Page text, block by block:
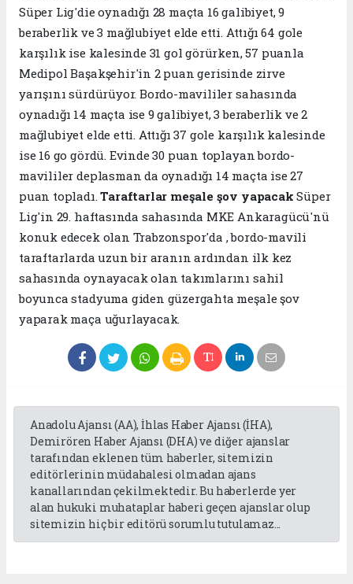
Süper Lig'die oynadığı 28 maçta 16 galibiyet, 9
beraberlik ve 3 mağlubiyet elde etti. Attığı 64 gole
karşılık ise kalesinde 31 gol görürken, 57 puanla
Medipol Başakşehir'in 2 puan gerisinde zirve
yarışını sürdürüyor. Bordo-mavililer sahasında
oynadığı 14 maçta ise 9 galibiyet, 3 beraberlik ve 2
mağlubiyet elde etti. Attığı 37 gole karşılık kalesinde
ise 16 go gördü. Evinde 30 puan toplayan bordo-
mavililer deplasman da oynadığı 14 maçta ise 27
puan topladı.Taraftarlar meşale şov yapacak Süper
Lig'in 29. haftasında sahasında MKE Ankaragücü'nü
konuk edecek olan Trabzonspor'da , bordo-mavili
taraftarlarda uzun bir aranın ardından ilk kez
sahasında oynayacak olan takımlarını sahil
boyunca stadyuma giden güzergahta meşale şov
yaparak maça uğurlayacak.
Anadolu Ajansı (AA), İhlas Haber Ajansı (İHA),
Demirören Haber Ajansı (DHA) ve diğer ajanslar
tarafından eklenen tüm haberler, sitemizin
editörlerinin müdahalesi olmadan ajans
kanallarından çekilmektedir. Bu haberlerde yer
alan hukuki muhataplar haberi geçen ajanslar olup
sitemizin hiç bir editörü sorumlu tutulamaz...